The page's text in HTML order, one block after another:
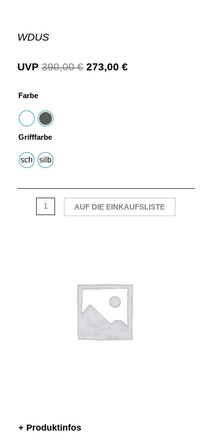
WDUS
UVP 390,00€ 273,00 €
Farbe
Grifffarbe
schwarz
silber
AUF DIE EINKAUFSLISTE
+ Produktinfos